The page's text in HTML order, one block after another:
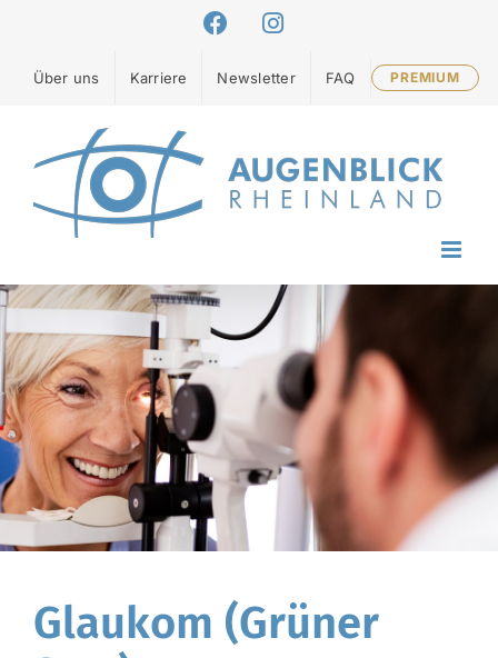
springen
FacebookInstagram
Über uns Karriere Newsletter FAQ PREMIUM
Glaukom (Grüner